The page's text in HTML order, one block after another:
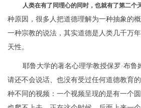
人类在有了同理心的同时，也就有了第二
种原因，很多人把道德理解为一种抽象的
一种宗教的说法，其实道德是人类几千万
天性。
耶鲁大学的著名心理学教授保罗·布鲁
请还不会说话、也没有受过任何道德教育
种不同的视频：一个视频呈现的是有一个